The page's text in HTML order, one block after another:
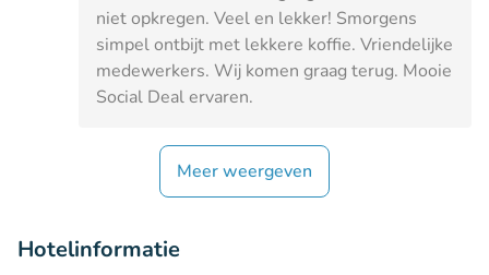
niet opkregen. Veel en lekker! Smorgens
simpel ontbijt met lekkere koffie. Vriendelijke
medewerkers. Wij komen graag terug. Mooie
Social Deal ervaren.
Meer weergeven
Hotelinformatie